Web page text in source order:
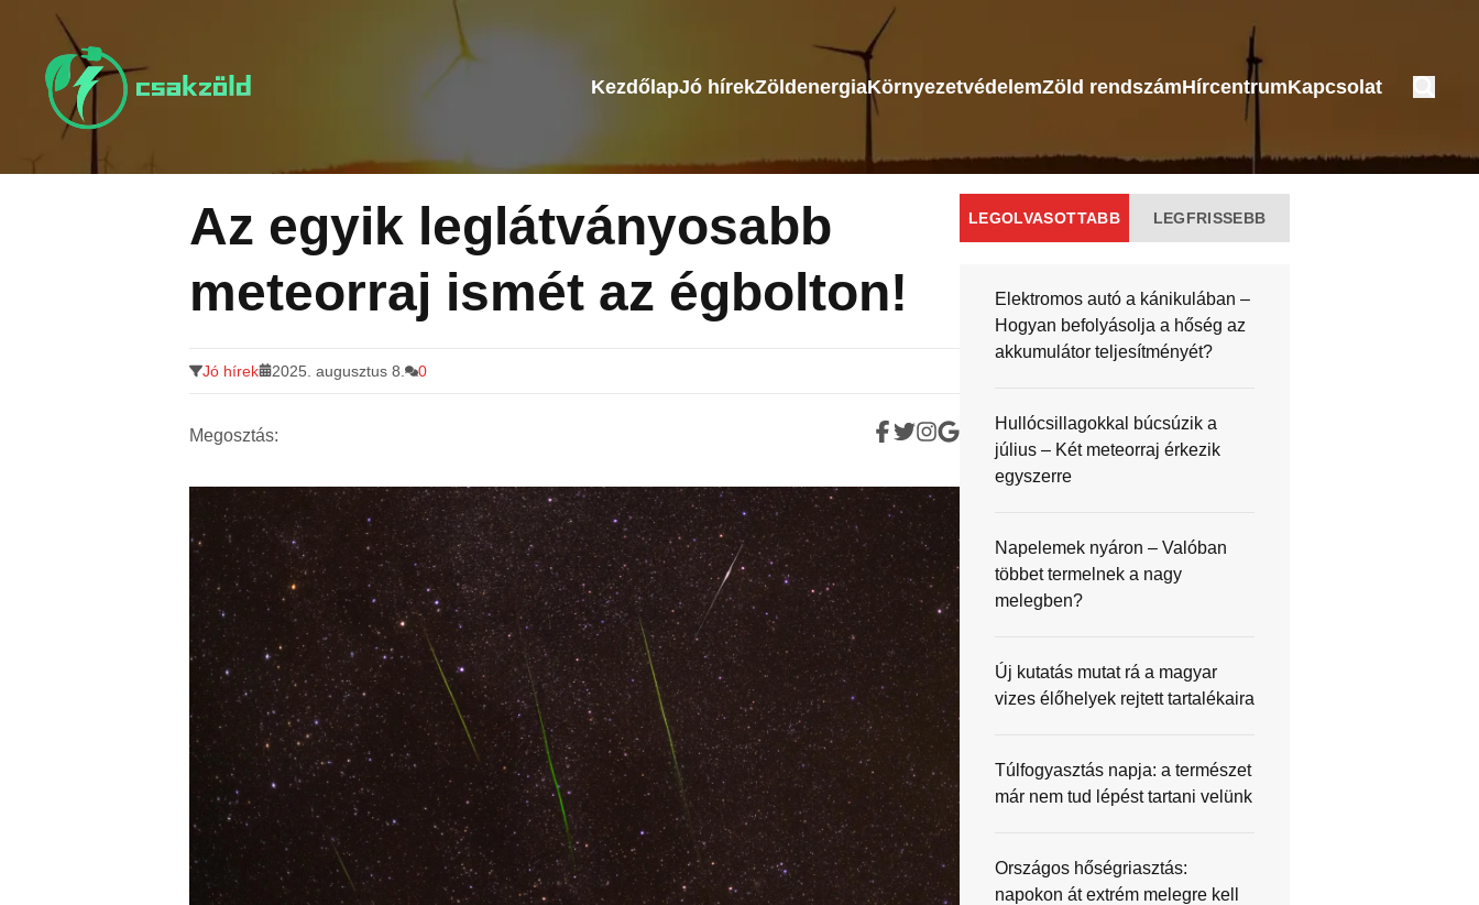
a
KezdőlapJó hírekZöldenergiaKörnyezetvédelemZöld rendszámHírcentrumKapcsolat
Az egyik leglátványosabb
meteorraj ismét az égbolton!
Jó hírek 2025. augusztus 8. 0
Megosztás:
LEGOLVASOTTABB LEGFRISSEBB
Elektromos autó a kánikulában –
Hogyan befolyásolja a hőség az
akkumulátor teljesítményét?
Hullócsillagokkal búcsúzik a
július – Két meteorraj érkezik
egyszerre
Napelemek nyáron – Valóban
többet termelnek a nagy
melegben?
Új kutatás mutat rá a magyar
vizes élőhelyek rejtett tartalékaira
Túlfogyasztás napja: a természet
már nem tud lépést tartani velünk
Országos hőségriasztás:
napokon át extrém melegre kell